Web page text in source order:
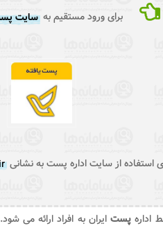
برای ورود مستقیم بهسایت
استفاده از سایت اداره پست به نشانی
اداره پستایران به افراد ارائه